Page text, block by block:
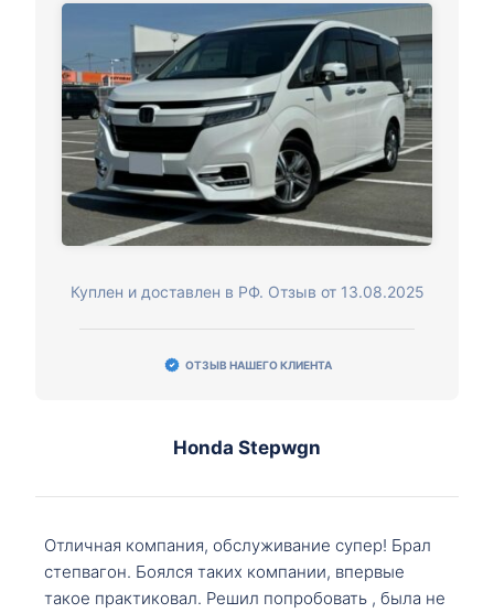
Куплен и доставлен в РФ. Отзыв от 13.08.2025
ОТЗЫВ НАШЕГО КЛИЕНТА
Honda Stepwgn
Отличная компания, обслуживание супер! Брал
степвагон. Боялся таких компании, впервые
такое практиковал. Решил попробовать , была не